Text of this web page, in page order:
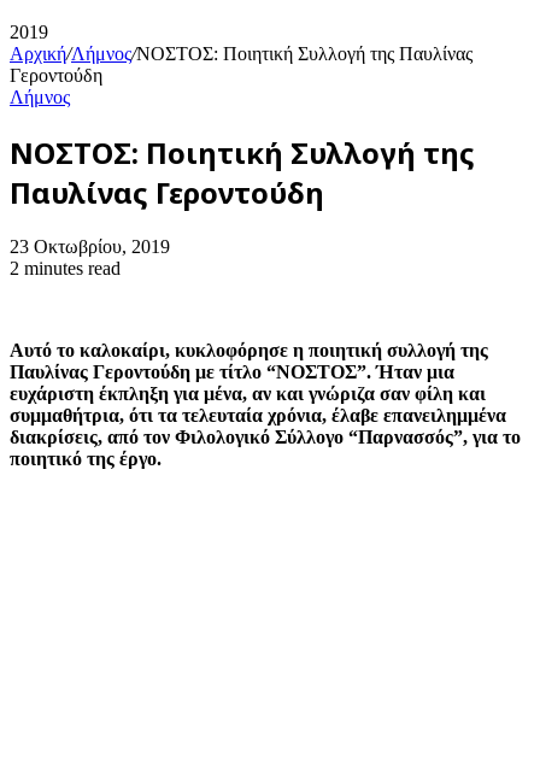
2019
Αρχική/Λήμνος/ΝΟΣΤΟΣ: Ποιητική Συλλογή της Παυλίνας
Γεροντούδη
Λήμνος
ΝΟΣΤΟΣ: Ποιητική Συλλογή της
Παυλίνας Γεροντούδη
23 Οκτωβρίου, 2019
2 minutes read
Αυτό το καλοκαίρι, κυκλοφόρησε η ποιητική συλλογή της
Παυλίνας Γεροντούδη με τίτλο “ΝΟΣΤΟΣ”. Ήταν μια
ευχάριστη έκπληξη για μένα, αν και γνώριζα σαν φίλη και
συμμαθήτρια, ότι τα τελευταία χρόνια, έλαβε επανειλημμένα
διακρίσεις, από τον Φιλολογικό Σύλλογο “Παρνασσός”, για το
ποιητικό της έργο.